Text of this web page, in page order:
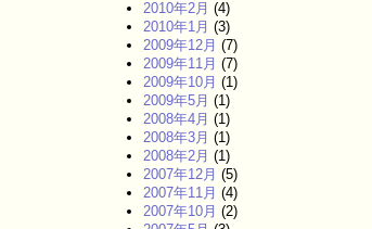
2010年2月 (4)
2010年1月 (3)
2009年12月 (7)
2009年11月 (7)
2009年10月 (1)
2009年5月 (1)
2008年4月 (1)
2008年3月 (1)
2008年2月 (1)
2007年12月 (5)
2007年11月 (4)
2007年10月 (2)